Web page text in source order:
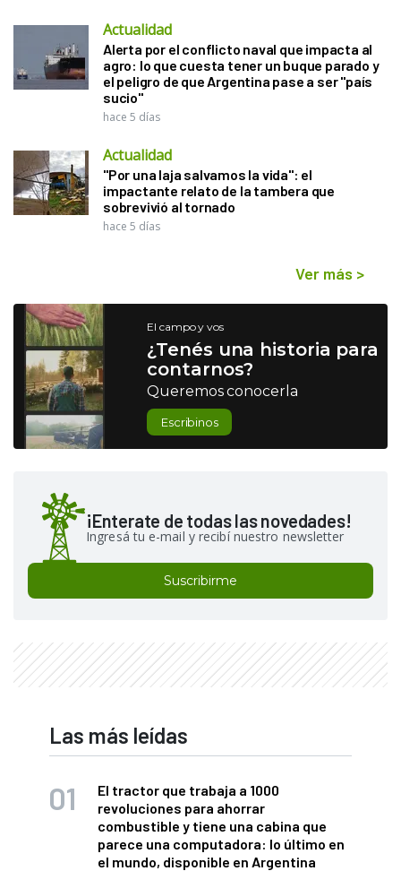
Actualidad
Alerta por el conflicto naval que impacta al
agro: lo que cuesta tener un buque parado y
el peligro de que Argentina pase a ser "país
sucio"
hace 5 días
Actualidad
"Por una laja salvamos la vida": el
impactante relato de la tambera que
sobrevivió al tornado
hace 5 días
Ver más >
El campo y vos
¿Tenés una historia para
contarnos?
Queremos conocerla
Escribinos
¡Enterate de todas las novedades!
Ingresá tu e-mail y recibí nuestro newsletter
Suscribirme
Las más leídas
El tractor que trabaja a 1000
revoluciones para ahorrar
combustible y tiene una cabina que
parece una computadora: lo último en
el mundo, disponible en Argentina